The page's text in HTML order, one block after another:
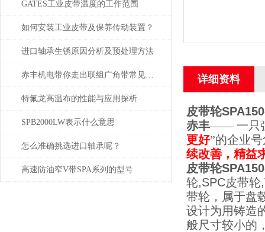
GATES工业皮带温度的工作范围
如何安装工业皮带及保养传动装置？
进口轴承生锈原因分析及预处理方法
赤丰机电带你走出联组广角带常见问题的困扰
特氟龙高温布的性能与应用探析
SPB2000LW表示什么意思
怎么准确挑选进口轴承呢？
高速防油窄V带SPA系列的型号
详细资料
皮带轮
赤丰—— 一只
更好”的企业
续改善，精益
皮带轮
轮,SPC皮带
带轮，属于盘
设计为用铸造
般尺寸较小的